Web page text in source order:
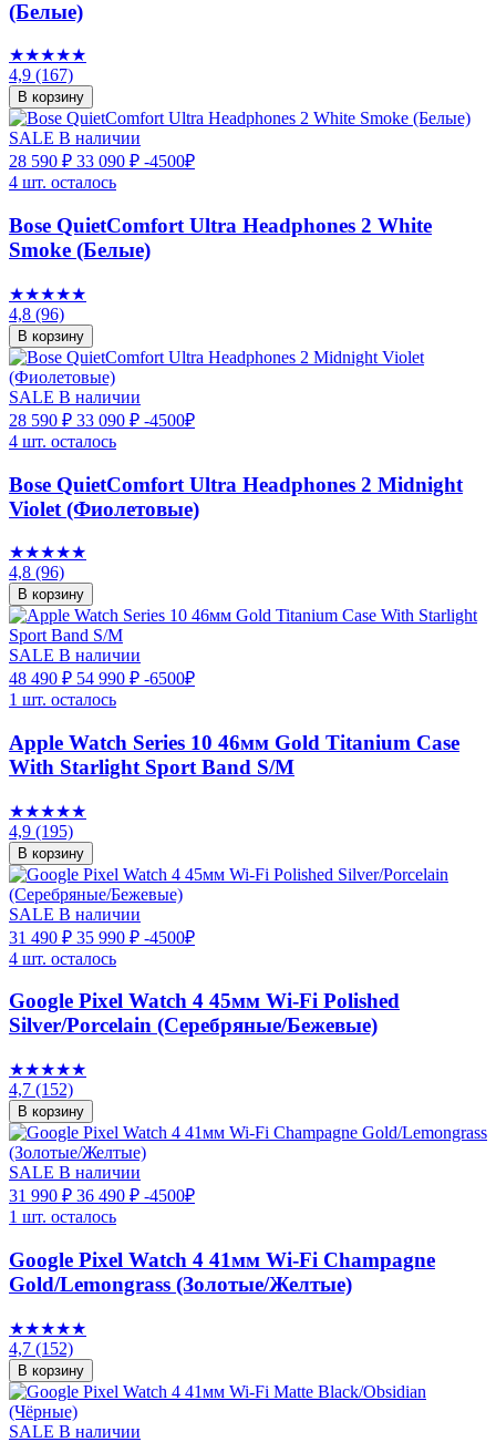
(Белые)
★★★★★
4,9 (167)
В корзину
SALE В наличии
28 590 ₽ 33 090 ₽ -4500₽
4 шт. осталось
Bose QuietComfort Ultra Headphones 2 White
Smoke (Белые)
★★★★★
4,8 (96)
В корзину
SALE В наличии
28 590 ₽ 33 090 ₽ -4500₽
4 шт. осталось
Bose QuietComfort Ultra Headphones 2 Midnight
Violet (Фиолетовые)
★★★★★
4,8 (96)
В корзину
SALE В наличии
48 490 ₽ 54 990 ₽ -6500₽
1 шт. осталось
Apple Watch Series 10 46мм Gold Titanium Case
With Starlight Sport Band S/M
★★★★★
4,9 (195)
В корзину
SALE В наличии
31 490 ₽ 35 990 ₽ -4500₽
4 шт. осталось
Google Pixel Watch 4 45мм Wi-Fi Polished
Silver/Porcelain (Серебряные/Бежевые)
★★★★★
4,7 (152)
В корзину
SALE В наличии
31 990 ₽ 36 490 ₽ -4500₽
1 шт. осталось
Google Pixel Watch 4 41мм Wi-Fi Champagne
Gold/Lemongrass (Золотые/Желтые)
★★★★★
4,7 (152)
В корзину
SALE В наличии